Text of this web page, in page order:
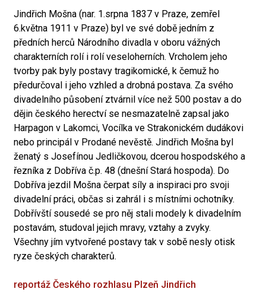
Jindřich Mošna (nar. 1.srpna 1837 v Praze, zemřel
6.května 1911 v Praze) byl ve své době jedním z
předních herců Národního divadla v oboru vážných
charakterních rolí i rolí veseloherních. Vrcholem jeho
tvorby pak byly postavy tragikomické, k čemuž ho
předurčoval i jeho vzhled a drobná postava. Za svého
divadelního působení ztvárnil více než 500 postav a do
dějin českého herectví se nesmazatelně zapsal jako
Harpagon v Lakomci, Vocílka ve Strakonickém dudákovi
nebo principál v Prodané nevěstě. Jindřich Mošna byl
ženatý s Josefínou Jedličkovou, dcerou hospodského a
řezníka z Dobříva č.p. 48 (dnešní Stará hospoda). Do
Dobříva jezdil Mošna čerpat síly a inspiraci pro svoji
divadelní práci, občas si zahrál i s místními ochotníky.
Dobřívští sousedé se pro něj stali modely k divadelním
postavám, studoval jejich mravy, vztahy a zvyky.
Všechny jím vytvořené postavy tak v sobě nesly otisk
ryze českých charakterů.
reportáž Českého rozhlasu Plzeň Jindřich